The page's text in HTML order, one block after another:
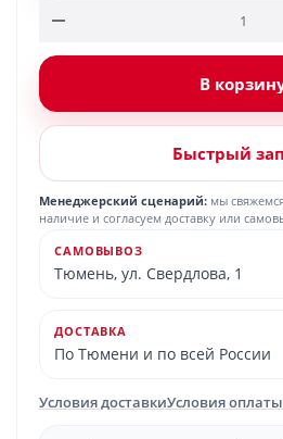
В
Быстрый
Менеджерский сценарий: мы
наличие и согласуем доставку или
САМОВЫВОЗ
Тюмень, ул. Свердлова, 1
ДОСТАВКА
По Тюмени и по всей России
Условия доставкиУсловия оплаты